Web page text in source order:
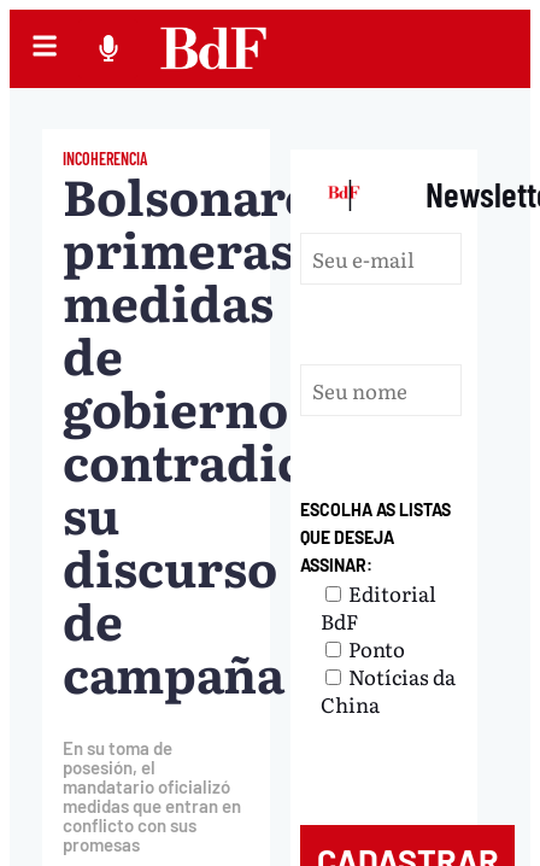
INCOHERENCIA
Bolsonaro:
primeras
medidas
de
gobierno
contradicen
su
discurso
de
campaña
En su toma de
posesión, el
mandatario oficializó
medidas que entran en
conflicto con sus
promesas
|
ESCOLHA AS LISTAS
QUE DESEJA
ASSINAR:
Editorial
BdF
Ponto
Notícias da
China